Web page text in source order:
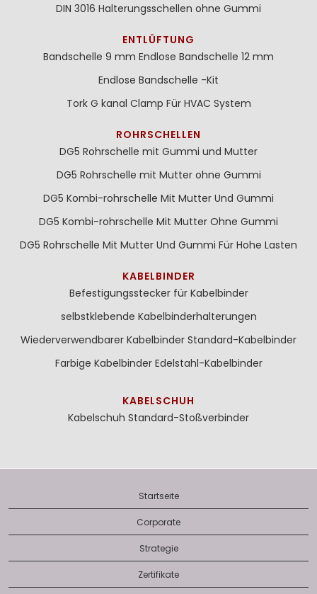
DIN 3016 Halterungsschellen ohne Gummi
ENTLÜFTUNG
Bandschelle 9 mm Endlose Bandschelle 12 mm
Endlose Bandschelle -Kit
Tork G kanal Clamp Für HVAC System
ROHRSCHELLEN
DG5 Rohrschelle mit Gummi und Mutter
DG5 Rohrschelle mit Mutter ohne Gummi
DG5 Kombi-rohrschelle Mit Mutter Und Gummi
DG5 Kombi-rohrschelle Mit Mutter Ohne Gummi
DG5 Rohrschelle Mit Mutter Und Gummi Für Hohe Lasten
KABELBINDER
Befestigungsstecker für Kabelbinder
selbstklebende Kabelbinderhalterungen
Wiederverwendbarer Kabelbinder Standard-Kabelbinder
Farbige Kabelbinder Edelstahl-Kabelbinder
KABELSCHUH
Kabelschuh Standard-Stoßverbinder
Startseite
Corporate
Strategie
Zertifikate